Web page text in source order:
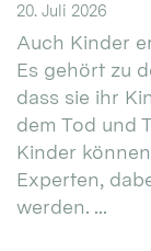
20. Juli 2026
Auch Kinder
Es gehört zu
dass sie ihr
dem Tod und
Kinder
Experten,
werden. ...